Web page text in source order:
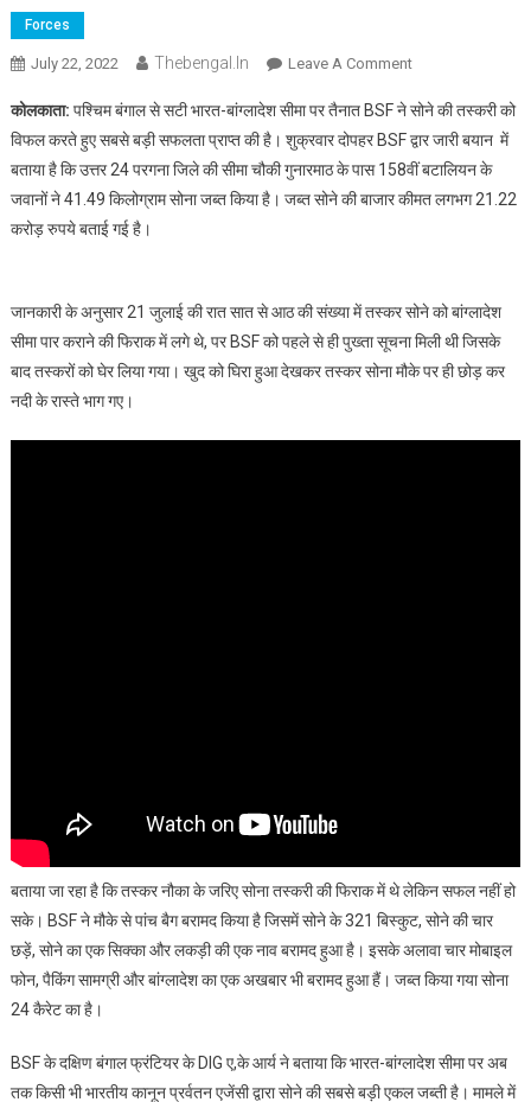
Forces
July 22, 2022 Thebengal.in Leave A CommentOn
ने
भारत-
बांग्लादेश
सीमा
सोना
पकड़ा
￼
कोलकाता: पश्चिम बंगाल से सटी भारत-बांग्लादेश सीमा पर तैनात BSF ने सोने की तस्करी को
विफल करते हुए सबसे बड़ी सफलता प्राप्त की है। शुक्रवार दोपहर BSF द्वार जारी बयान में
बताया है कि उत्तर 24 परगना जिले की सीमा चौकी गुनारमाठ के पास 158वीं बटालियन के
जवानों ने 41.49 किलोग्राम सोना जब्त किया है। जब्त सोने की बाजार कीमत लगभग 21.22
करोड़ रुपये बताई गई है।
जानकारी के अनुसार 21 जुलाई की रात सात से आठ की संख्या में तस्कर सोने को बांग्लादेश
सीमा पार कराने की फिराक में लगे थे, पर BSF को पहले से ही पुख्ता सूचना मिली थी जिसके
बाद तस्करों को घेर लिया गया। खुद को घिरा हुआ देखकर तस्कर सोना मौके पर ही छोड़ कर
नदी के रास्ते भाग गए।
बताया जा रहा है कि तस्कर नौका के जरिए सोना तस्करी की फिराक में थे लेकिन सफल नहीं हो
सके। BSF ने मौके से पांच बैग बरामद किया है जिसमें सोने के 321 बिस्कुट, सोने की चार
छड़ें, सोने का एक सिक्का और लकड़ी की एक नाव बरामद हुआ है। इसके अलावा चार मोबाइल
फोन, पैकिंग सामग्री और बांग्लादेश का एक अखबार भी बरामद हुआ हैं। जब्त किया गया सोना
24 कैरेट का है।
BSF के दक्षिण बंगाल फ्रंटियर के DIG ए,के आर्य ने बताया कि भारत-बांग्लादेश सीमा पर अब
तक किसी भी भारतीय कानून प्रर्वतन एजेंसी द्वारा सोने की सबसे बड़ी एकल जब्ती है। मामले में